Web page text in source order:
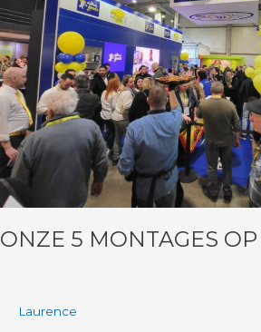
ONZE 5 MONTAGES
Laurence